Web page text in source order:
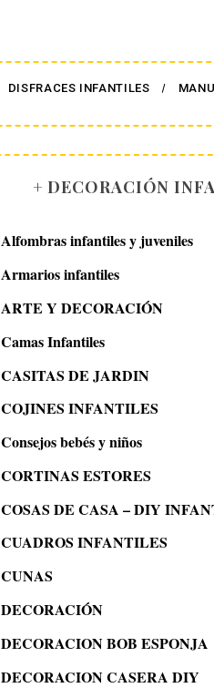
DISFRACES INFANTILES
+ DECORACIÓN
Alfombras infantiles y juveniles
Armarios infantiles
ARTE Y DECORACIÓN
Camas Infantiles
CASITAS DE JARDIN
COJINES INFANTILES
Consejos bebés y niños
CORTINAS ESTORES
COSAS DE CASA – DIY
CUADROS INFANTILES
CUNAS
DECORACIÓN
DECORACION BOB ESPONJA
DECORACION CASERA DIY